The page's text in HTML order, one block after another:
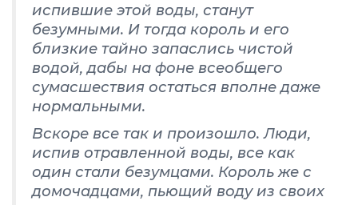
испившие этой воды, станут
безумными. И тогда король и его
близкие тайно запаслись чистой
водой, дабы на фоне всеобщего
сумасшествия остаться вполне даже
нормальными.
Вскоре все так и произошло. Люди,
испив отравленной воды, все как
один стали безумцами. Король же с
домочадцами, пьющий воду из своих